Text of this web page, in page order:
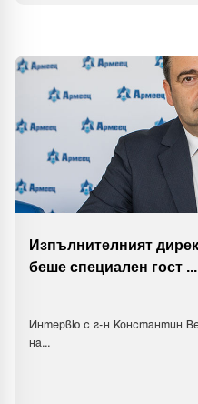
Изпълнителният
беше специален гост ...
Интервю с г-н Константин
на...